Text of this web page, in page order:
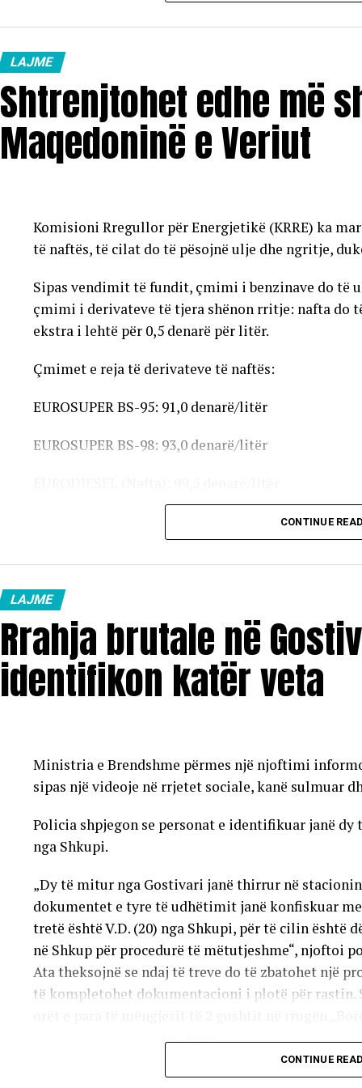
LAJME
Shtrenjtohet edhe më
Maqedoninë e Veriut
Komisioni Rregullor për Energjetikë (KRRE) ka
të naftës, të cilat do të pësojnë ulje dhe ngritje,
Sipas vendimit të fundit, çmimi i benzinave do të
çmimi i derivateve të tjera shënon rritje: nafta do
ekstra i lehtë për 0,5 denarë për litër.
Çmimet e reja të derivateve të naftës:
EUROSUPER BS-95: 91,0 denarë/litër
EUROSUPER BS-98: 93,0 denarë/litër
Vaji ekstra i lehtë (EL-1): 98,5 denarë/litërCONTINUE
LAJME
Rrahja brutale në
identifikon katër veta
Ministria e Brendshme përmes një njoftimi
sipas një videoje në rrjetet sociale, kanë sulmuar
Policia shpjegon se personat e identifikuar janë
nga Shkupi.
„Dy të mitur nga Gostivari janë thirrur në
dokumentet e tyre të udhëtimit janë konfiskuar
tretë është V.D. (20) nga Shkupi, për të cilin
në Shkup për procedurë të mëtutjeshme“, njoftoi
Ata theksojnë se ndaj të treve do të zbatohet një
të kompletohet dokumentacioni i plotë për rastin.
me mjete dhe shkopinj druri.
Në rrjetet sociale u shfaq një video-incizim
CONTINUE